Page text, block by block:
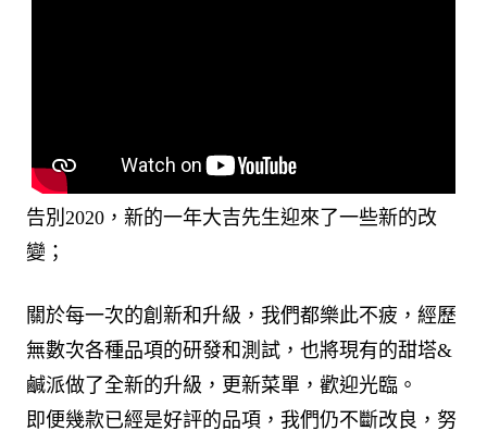
告別2020，新的一年大吉先生迎來了一些新的改
變；
關於每一次的創新和升級，我們都樂此不疲，經歷
無數次各種品項的研發和測試，也將現有的甜塔&
鹹派做了全新的升級，更新菜單，歡迎光臨。
即便幾款已經是好評的品項，我們仍不斷改良，努